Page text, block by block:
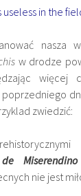
useless in the
nasza
w drodze
więcej
poprzedniego
zwiedzić:
de
nie jest